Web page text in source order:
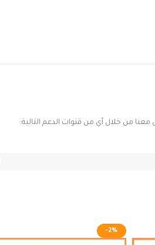
من خلال أي من قنوات الدعم التالية:
-2%